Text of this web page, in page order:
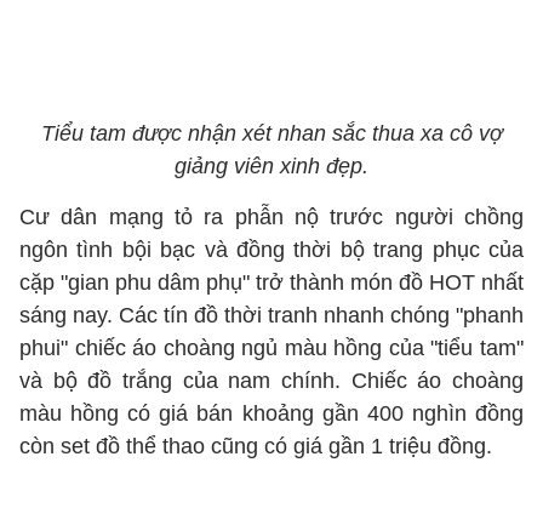
Tiểu tam được nhận xét nhan sắc thua xa cô vợ
giảng viên xinh đẹp.
Cư dân mạng tỏ ra phẫn nộ trước người chồng
ngôn tình bội bạc và đồng thời bộ trang phục của
cặp "gian phu dâm phụ" trở thành món đồ HOT nhất
sáng nay. Các tín đồ thời tranh nhanh chóng "phanh
phui" chiếc áo choàng ngủ màu hồng của "tiểu tam"
và bộ đồ trắng của nam chính. Chiếc áo choàng
màu hồng có giá bán khoảng gần 400 nghìn đồng
còn set đồ thể thao cũng có giá gần 1 triệu đồng.